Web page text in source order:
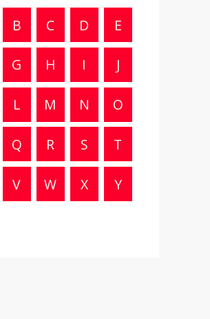
B C D E
G H I J
L M N O
Q R S T
V W X Y